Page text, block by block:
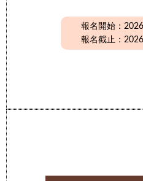
報名開始：
報名截止：